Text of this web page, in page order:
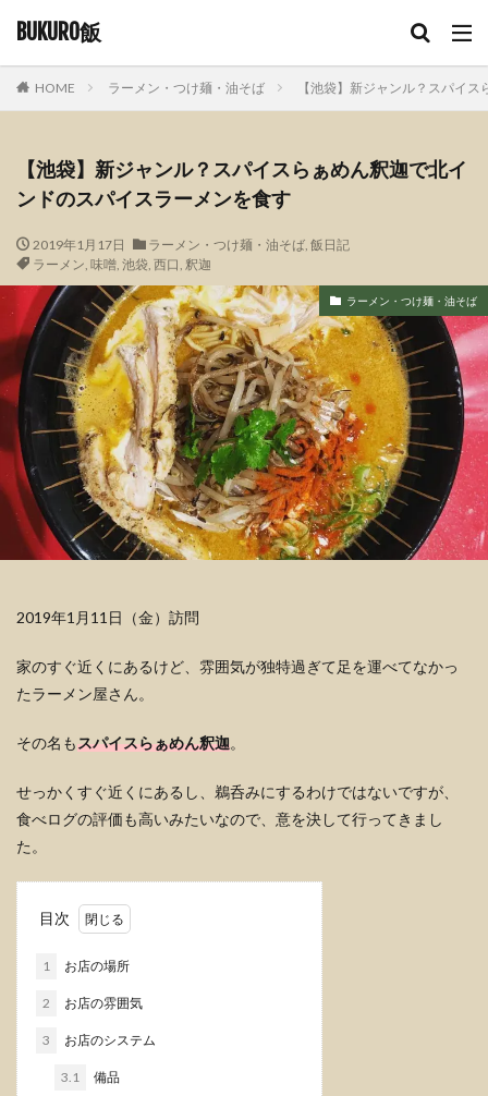
BUKURO飯
HOME ラーメン・つけ麺・油そば 【池袋】新ジャンル？スパイ
【池袋】新ジャンル？スパイスらぁめん釈迦で北イ
ンドのスパイスラーメンを食す
2019年1月17日 ラーメン・つけ麺・油そば, 飯日記
ラーメン, 味噌, 池袋, 西口, 釈迦
ラーメン・つけ麺・油そば
2019年1月11日（金）訪問
家のすぐ近くにあるけど、雰囲気が独特過ぎて足を運べてなかっ
たラーメン屋さん。
その名もスパイスらぁめん釈迦。
せっかくすぐ近くにあるし、鵜呑みにするわけではないですが、
食べログの評価も高いみたいなので、意を決して行ってきまし
た。
目次
1 お店の場所
2 お店の雰囲気
3 お店のシステム
3.1 備品